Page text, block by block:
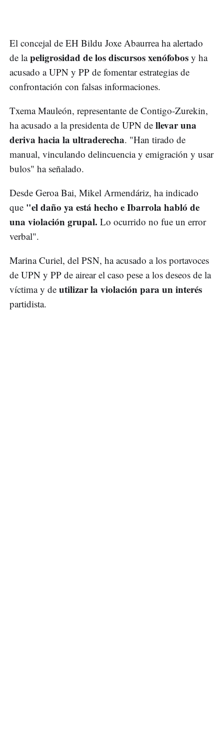
El concejal de EH Bildu Joxe Abaurrea ha alertado
de lapeligrosidad de los discursos xenófobos y ha
acusado a UPN y PP de fomentar estrategias de
confrontación con falsas informaciones.
Txema Mauleón, representante de Contigo-Zurekin,
ha acusado a la presidenta de UPN de llevar una
deriva hacia la ultraderecha. "Han tirado de
manual, vinculando delincuencia y emigración y usar
bulos" ha señalado.
Desde Geroa Bai, Mikel Armendáriz, ha indicado
que "el daño ya está hecho e Ibarrola habló de
una violación grupal. Lo ocurrido no fue un error
verbal".
Marina Curiel, del PSN, ha acusado a los portavoces
de UPN y PP de airear el caso pese a los deseos de la
víctima y de utilizar la violación para un interés
partidista.